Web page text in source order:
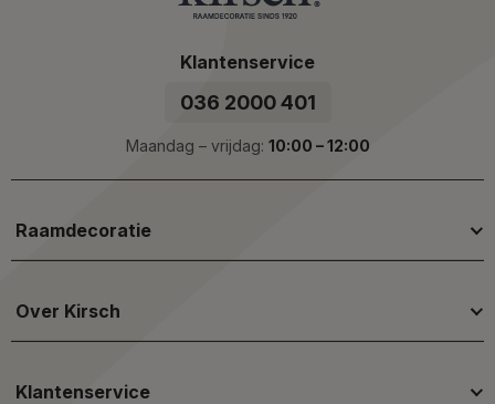
Klantenservice
036 2000 401
Maandag – vrijdag: 10:00 – 12:00
Raamdecoratie
Over Kirsch
Klantenservice